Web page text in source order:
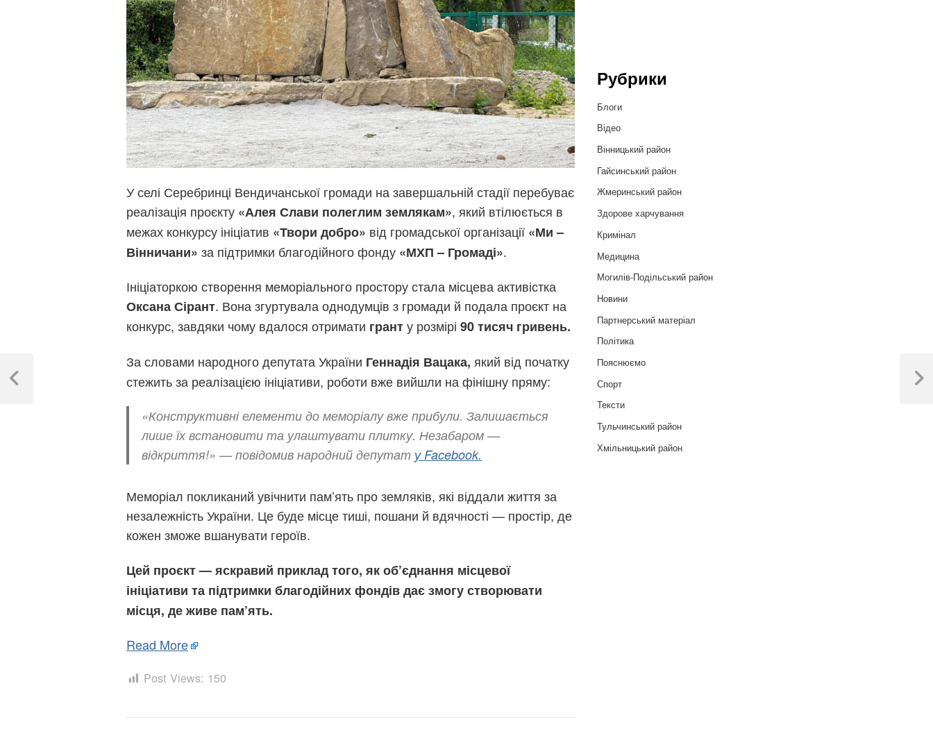
У селі Серебринці Вендичанської громади на завершальній стадії перебуває
реалізація проєкту «Алея Слави полеглим землякам», який втілюється в
межах конкурсу ініціатив «Твори добро» від громадської організації «Ми –
Вінничани» за підтримки благодійного фонду «МХП – Громаді».
Ініціаторкою створення меморіального простору стала місцева активістка
Оксана Сірант. Вона згуртувала однодумців з громади й подала проєкт на
конкурс, завдяки чому вдалося отримати гранту розмірі 90 тисяч гривень.
За словами народного депутата України Геннадія Вацака, який від початку
стежить за реалізацією ініціативи, роботи вже вийшли на фінішну пряму:
«Конструктивні елементи до меморіалу вже прибули. Залишається
лише їх встановити та улаштувати плитку. Незабаром —
відкриття!» — повідомив народний депутат у Facebook.
Меморіал покликаний увічнити пам’ять про земляків, які віддали життя за
незалежність України. Це буде місце тиші, пошани й вдячності — простір, де
кожен зможе вшанувати героїв.
Цей проєкт — яскравий приклад того, як об’єднання місцевої
ініціативи та підтримки благодійних фондів дає змогу створювати
місця, де живе пам’ять.
Read More
Post Views: 150
записів
Previous
Next
Рубрики
Блоги
Відео
Вінницький район
Гайсинський район
Жмеринський район
Здорове харчування
Кримінал
Медицина
Могилів-Подільський район
Новини
Партнерський матеріал
Політика
Пояснюємо
Спорт
Тексти
Тульчинський район
Хмільницький район